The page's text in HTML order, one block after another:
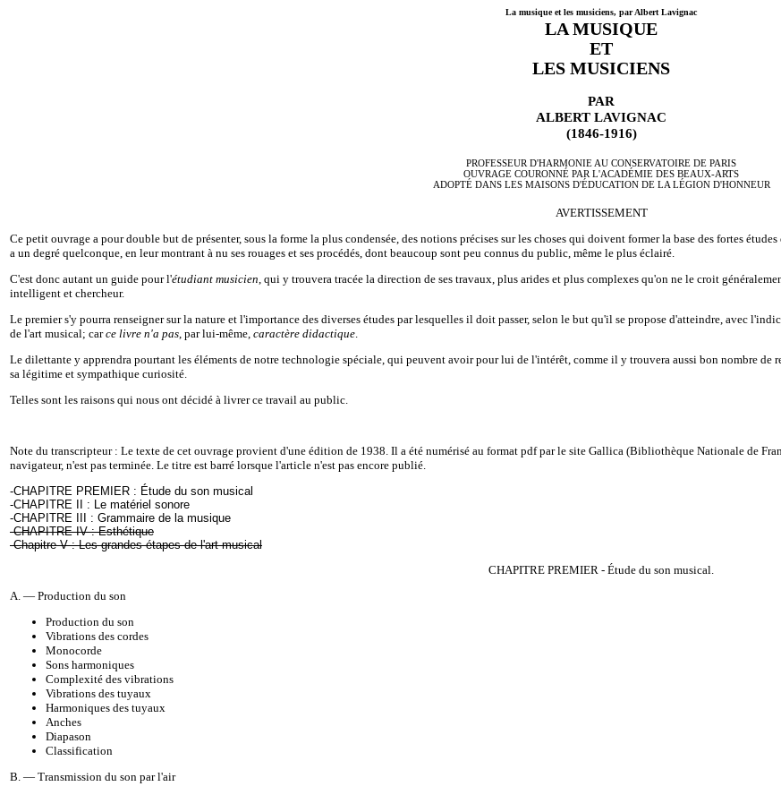
La musique et les musiciens, par Albert Lavignac
LA MUSIQUE
ET
LES MUSICIENS
PAR
ALBERT LAVIGNAC
(1846-1916)
PROFESSEUR D'HARMONIE AU CONSERVATOIRE DE PARIS
OUVRAGE COURONNÉ PAR L'ACADÉMIE DES BEAUX-ARTS
ADOPTÉ DANS LES MAISONS D'ÉDUCATION DE LA LÉGION D'HONNEUR
AVERTISSEMENT
Ce petit ouvrage a pour double but de présenter, sous la forme la plus condensée, des notions précises sur les choses qui doivent former la base des fortes
a un degré quelconque, en leur montrant à nu ses rouages et ses procédés, dont beaucoup sont peu connus du public, même le plus éclairé.
C'est donc autant un guide pour l'étudiant musicien, qui y trouvera tracée la direction de ses travaux, plus arides et plus complexes qu'on ne le croit
intelligent et chercheur.
Le premier s'y pourra renseigner sur la nature et l'importance des diverses études par lesquelles il doit passer, selon le but qu'il se propose d'atteindre, avec
de l'art musical; carce livre n'a pas, par lui-même, caractère didactique.
Le dilettante y apprendra pourtant les éléments de notre technologie spéciale, qui peuvent avoir pour lui de l'intérêt, comme il y trouvera aussi bon nombre de
sa légitime et sympathique curiosité.
Telles sont les raisons qui nous ont décidé à livrer ce travail au public.
Note du transcripteur : Le texte de cet ouvrage provient d'une édition de 1938. Il a été numérisé au format pdf par le site Gallica (Bibliothèque Nationale de
navigateur, n'est pas terminée. Le titre est barré lorsque l'article n'est pas encore publié.
-CHAPITRE PREMIER : Étude du son musical
-CHAPITRE II : Le matériel sonore
-CHAPITRE III : Grammaire de la musique
-CHAPITRE IV : Esthétique
-Chapitre V : Les grandes étapes de l'art musical
CHAPITRE PREMIER - Étude du son musical.
A. — Production du son
Production du son
Vibrations des cordes
Monocorde
Sons harmoniques
Complexité des vibrations
Vibrations des tuyaux
Harmoniques des tuyaux
Anches
Diapason
Classification
B. — Transmission du son par l'air